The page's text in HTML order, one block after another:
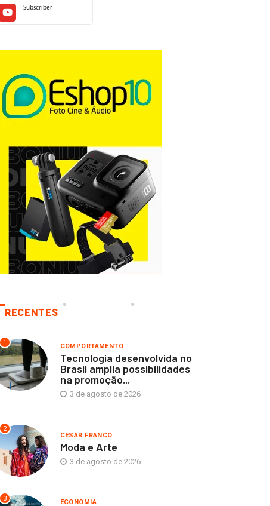
Subscriber
RECENTES
1 COMPORTAMENTO
Tecnologia desenvolvida no
Brasil amplia possibilidades
na promoção...
3 de agosto de 2026
2
CESAR FRANCO
Moda e Arte
3 de agosto de 2026
3 ECONOMIA